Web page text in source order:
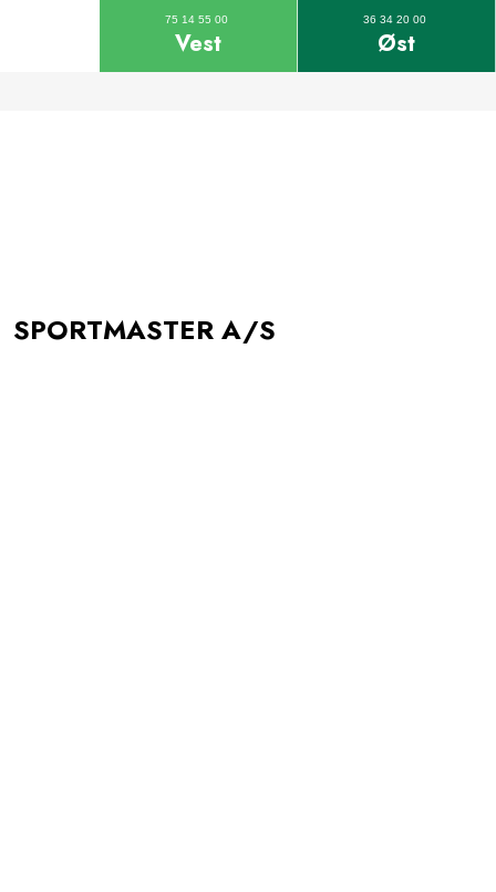
75 14 55 00
Vest
36 34 20 00
Øst
SPORTMASTER A/S